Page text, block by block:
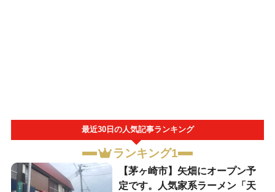
最近30日の人気記事ランキング
ランキング1
【茅ヶ崎市】矢畑にオープン予
定です。人気家系ラーメン「天